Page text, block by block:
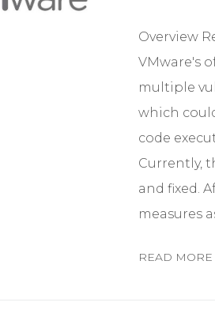
Overview
VMware's
multiple
which
code
Currently,
and fixed.
measures
READ MORE